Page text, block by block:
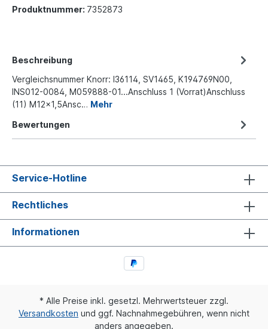
Produktnummer: 7352873
Beschreibung
Vergleichsnummer Knorr: I36114, SV1465, K194769N00,
INS012-0084, M059888-01...Anschluss 1 (Vorrat)Anschluss
(11) M12x1,5Ansc… Mehr
Bewertungen
Service-Hotline
Rechtliches
Informationen
* Alle Preise inkl. gesetzl. Mehrwertsteuer zzgl.
Versandkosten und ggf. Nachnahmegebühren, wenn nicht
anders angegeben.